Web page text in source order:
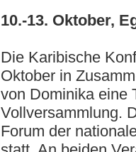
10.-13. Oktober,
Die Karibische
Oktober in
von Dominika eine
Vollversammlung.
Forum der